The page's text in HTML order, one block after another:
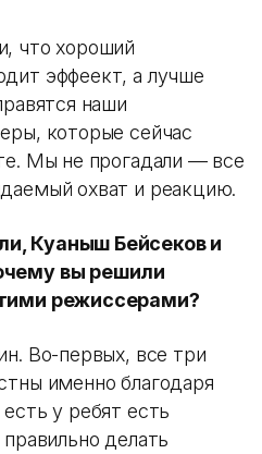
что хороший
эффеект, а лучше
наши
которые сейчас
Мы не прогадали — все
охват и реакцию.
Куаныш Бейсеков и
вы решили
режиссерами?
Во-первых, все три
именно благодаря
у ребят есть
делать